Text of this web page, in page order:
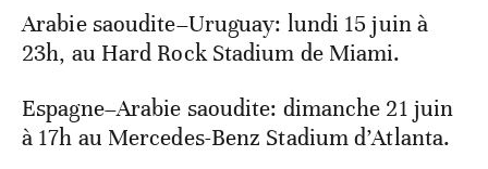
Arabie saoudite–Uruguay: lundi 15 juin à
23h, au Hard Rock Stadium de Miami.
Espagne–Arabie saoudite: dimanche 21 juin
à 17h au Mercedes-Benz Stadium d’Atlanta.